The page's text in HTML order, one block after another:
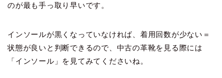
のが最も手っ取り早いです。
インソールが黒くなっていなければ、着用回数が少ない＝
状態が良いと判断できるので、中古の革靴を見る際には
「インソール」を見てみてくださいね。